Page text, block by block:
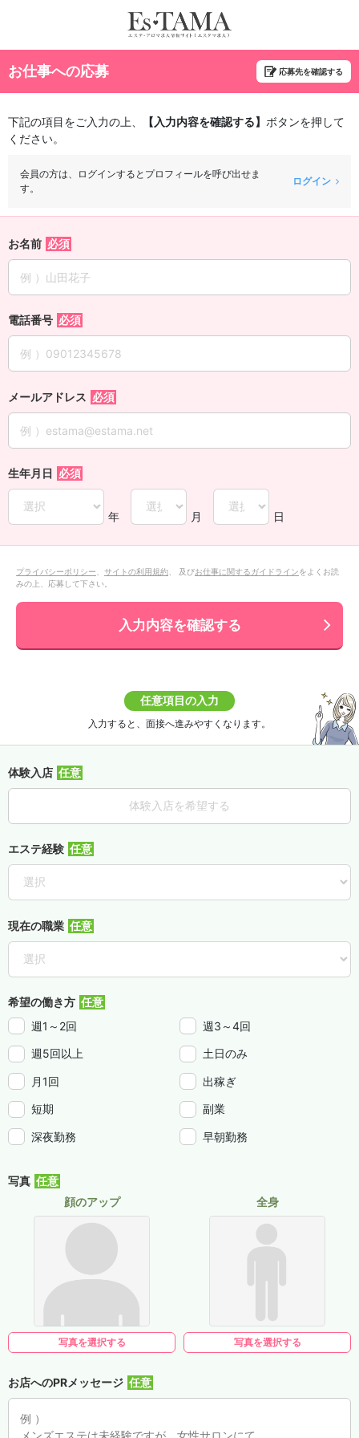
お仕事への応募 応募先を確認する
下記の項目をご入力の上、 【入力内容を確認する】 ボタンを押して
ください。
会員の方は、ログインするとプロフィールを呼び出せま
す。
ログイン
お名前
電話番号
メールアドレス
生年月日
年 月 日
プライバシーポリシー サイトの利用規約 、 及びお仕事に関するガイドラインをよくお読
みの上、応募して下さい。
入力内容を確認する
任意項目の入力
入力すると、面接へ進みやすくなります。
体験入店
体験入店を希望する
エステ経験
現在の職業
希望の働き方
週1～2回
週3～4回
週5回以上 土日のみ
月1回 出稼ぎ
短期 副業
深夜勤務 早朝勤務
写真
顔のアップ
写真を選択する
全身
写真を選択する
お店へのPRメッセージ